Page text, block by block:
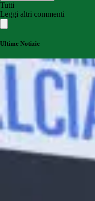
Tutti
Leggi altri commenti
Ultime Notizie